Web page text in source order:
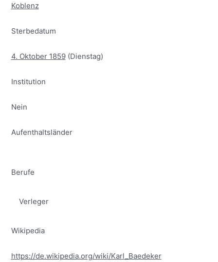
Koblenz
Sterbedatum
4. Oktober 1859(Dienstag)
Institution
Nein
Aufenthaltsländer
Berufe
Verleger
Wikipedia
https://de.wikipedia.org/wiki/Karl_Baedeker